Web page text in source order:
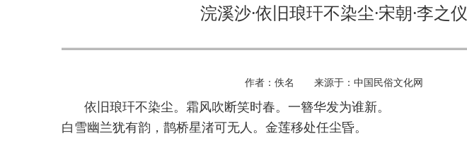
浣溪沙·依旧琅玕不染尘·宋朝·李之仪
作者：佚名 来源于：中国民俗文化网
依旧琅玕不染尘。霜风吹断笑时春。一簪华发为谁新。
白雪幽兰犹有韵，鹊桥星渚可无人。金莲移处任尘昏。